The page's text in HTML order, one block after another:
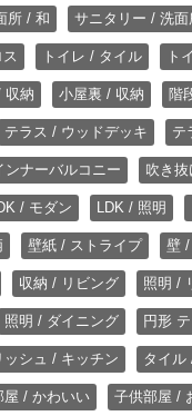
所 / 和 サニタリー / 洗
トイレ / タイル ト
収納 小屋裏 / 収納 階
テラス / ウッドデッキ テ
ンナーバルコニー 吹き
/ モダン LDK / 照明
壁紙 / ストライプ 壁
収納 / リビング 照明 /
照明 / ダイニング 円形
ッシュ / キッチン タイル
屋 / かわいい 子供部屋 /